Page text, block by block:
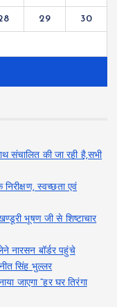
29 30
संचालित की जा रही है,सभी
स्वच्छता एवं
भूषण जी से शिष्टाचार
नारसन बॉर्डर पहुंचे
सिंह भुल्लर
जाएगा “हर घर तिरंगा